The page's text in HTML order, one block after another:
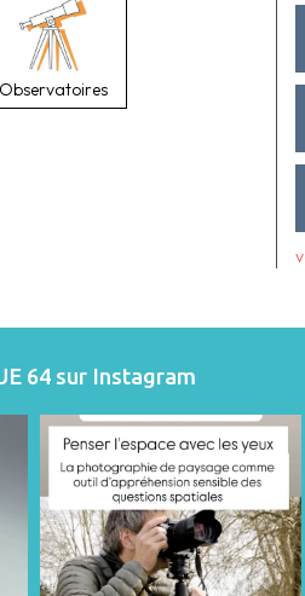
Observatoires
64 sur Instagram